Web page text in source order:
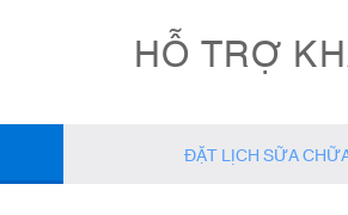
HỖ TRỢ
ĐẶT LỊCH SỮA